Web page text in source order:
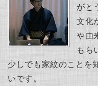
がと
文化
や由
もら
少しでも家紋のことを
いです。